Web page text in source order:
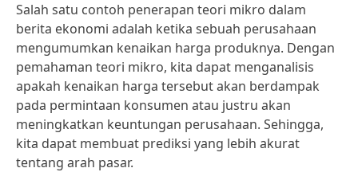
Salah satu contoh penerapan teori mikro dalam
berita ekonomi adalah ketika sebuah perusahaan
mengumumkan kenaikan harga produknya. Dengan
pemahaman teori mikro, kita dapat menganalisis
apakah kenaikan harga tersebut akan berdampak
pada permintaan konsumen atau justru akan
meningkatkan keuntungan perusahaan. Sehingga,
kita dapat membuat prediksi yang lebih akurat
tentang arah pasar.